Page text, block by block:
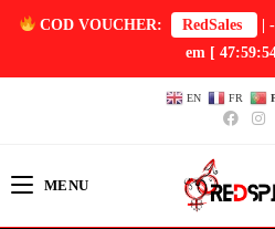
COD VOUCHER: RedSales
em [
EN FR
MENU